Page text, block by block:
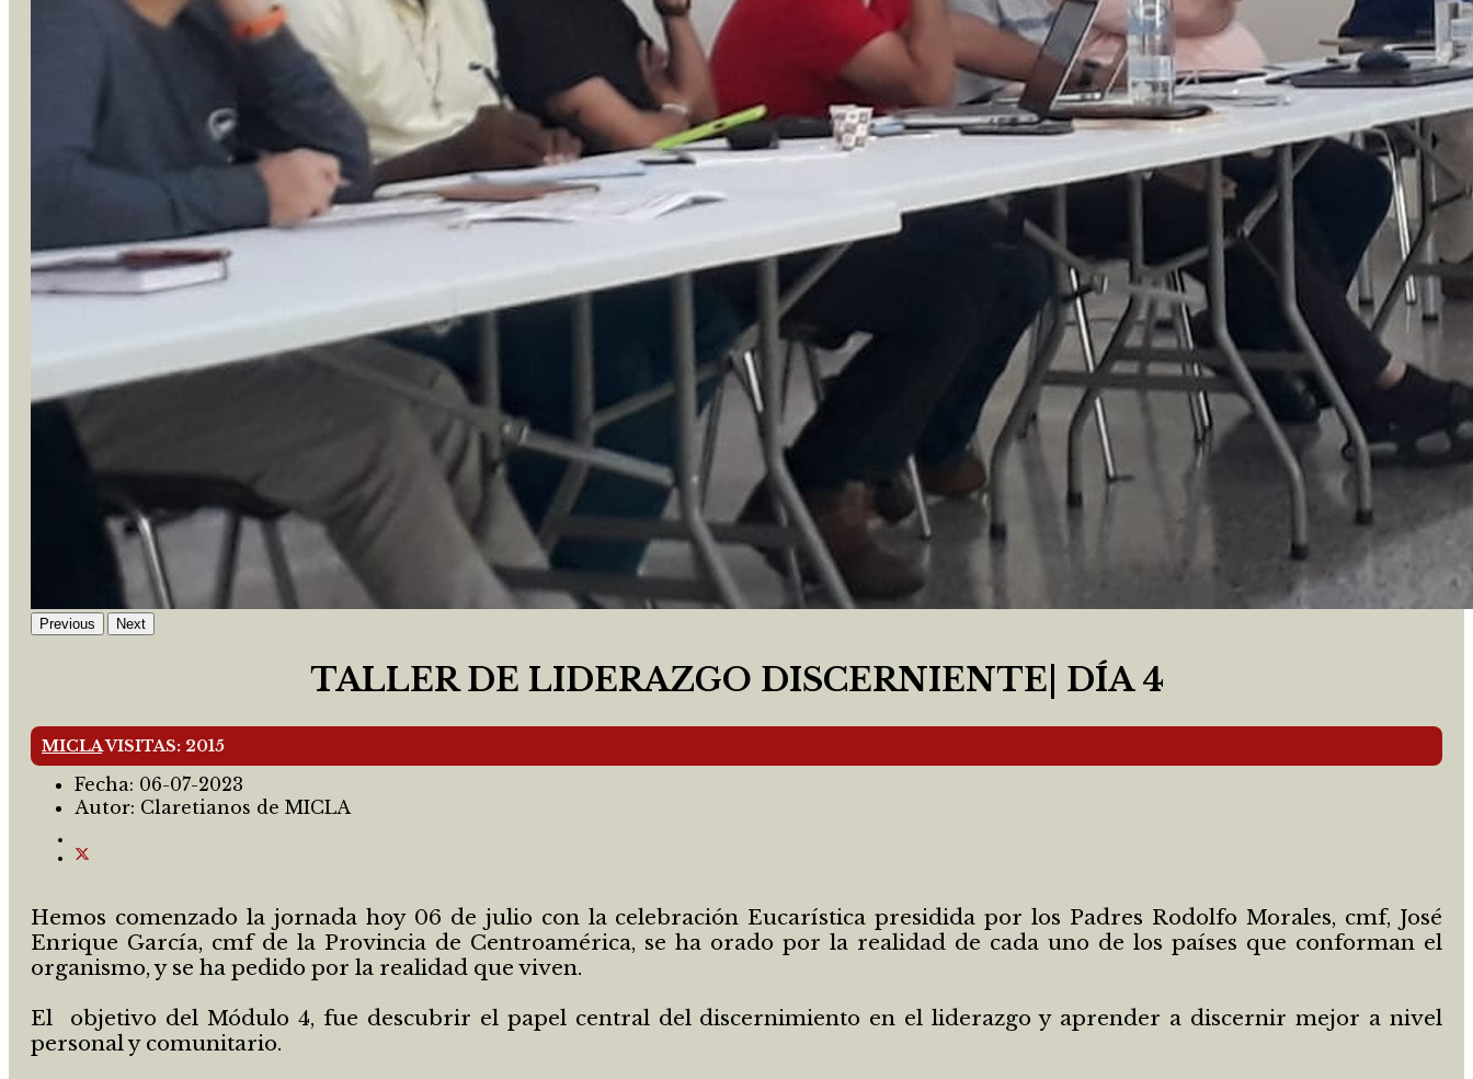
Previous Next
TALLER DE LIDERAZGO DISCERNIENTE| DÍA 4
MICLAVISITAS: 2015
Fecha: 06-07-2023
Autor: Claretianos de MICLA
Hemos comenzado la jornada hoy 06 de julio con la celebración Eucarística presidida por los Padres Rodolfo Morales, cmf, José
Enrique García, cmf de la Provincia de Centroamérica, se ha orado por la realidad de cada uno de los países que conforman el
organismo, y se ha pedido por la realidad que viven.
El objetivo del Módulo 4, fue descubrir el papel central del discernimiento en el liderazgo y aprender a discernir mejor a nivel
personal y comunitario.